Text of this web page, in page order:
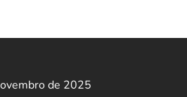
de 2025